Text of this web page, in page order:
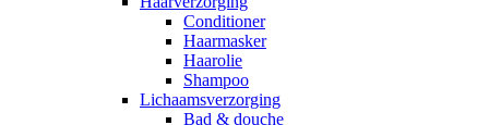
Conditioner
Haarmasker
Haarolie
Shampoo
Lichaamsverzorging
Bad & douche